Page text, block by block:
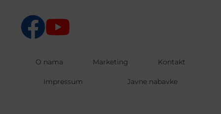
O nama Marketing Kontakt
Impressum Javne nabavke